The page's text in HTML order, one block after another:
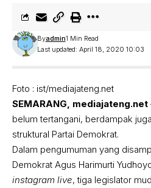
Last updated: April 18, 2020 10:03
Byadmin1 Min Read
Foto : ist/mediajateng.net
SEMARANG, mediajateng.net
belum tertangani, berdampak
struktural Partai Demokrat.
Dalam pengumuman yang
Demokrat Agus Harimurti
instagram live, tiga legislator